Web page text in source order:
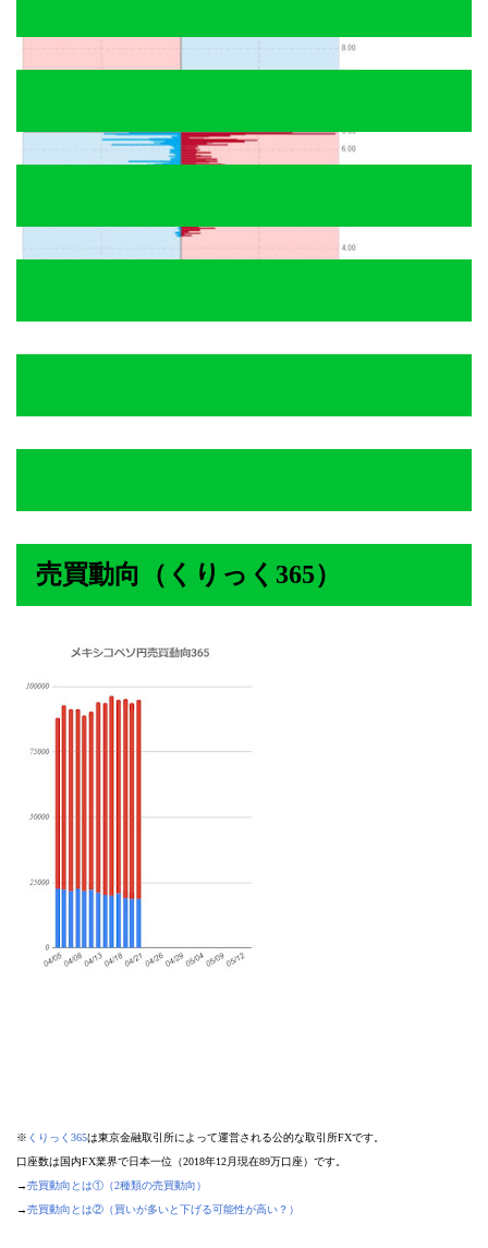
売買動向（くりっく365）
※ くりっく365は東京金融取引所によって運営される公的な取引所FXです。
口座数は国内FX業界で日本一位（2018年12月現在89万口座）です。
→売買動向とは①（2種類の売買動向）
→売買動向とは②（買いが多いと下げる可能性が高い？）